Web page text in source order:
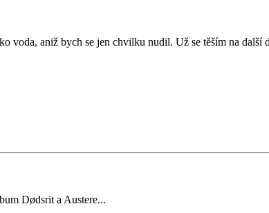
voda, aniž bych se jen chvilku nudil. Už se těším na
Dødsrit a Austere...